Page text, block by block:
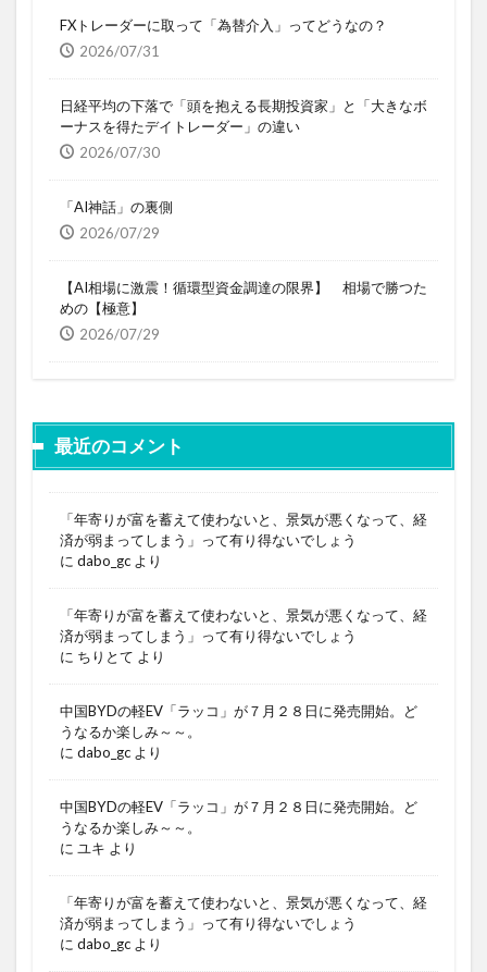
FXトレーダーに取って「為替介入」ってどうなの？
2026/07/31
日経平均の下落で「頭を抱える長期投資家」と「大きなボ
ーナスを得たデイトレーダー」の違い
2026/07/30
「AI神話」の裏側
2026/07/29
【AI相場に激震！循環型資金調達の限界】 相場で勝つた
めの【極意】
2026/07/29
最近のコメント
「年寄りが富を蓄えて使わないと、景気が悪くなって、経
済が弱まってしまう」って有り得ないでしょう
に dabo_gc より
「年寄りが富を蓄えて使わないと、景気が悪くなって、経
済が弱まってしまう」って有り得ないでしょう
に ちりとて より
中国BYDの軽EV「ラッコ」が７月２８日に発売開始。ど
うなるか楽しみ～～。
に dabo_gc より
中国BYDの軽EV「ラッコ」が７月２８日に発売開始。ど
うなるか楽しみ～～。
に ユキ より
「年寄りが富を蓄えて使わないと、景気が悪くなって、経
済が弱まってしまう」って有り得ないでしょう
に dabo_gc より